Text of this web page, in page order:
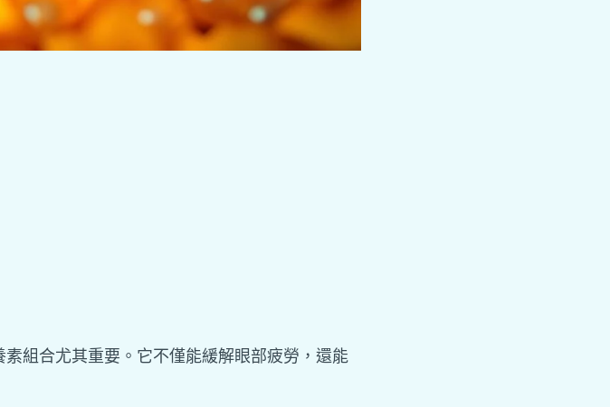
組合尤其重要。它不僅能緩解眼部疲勞，還能